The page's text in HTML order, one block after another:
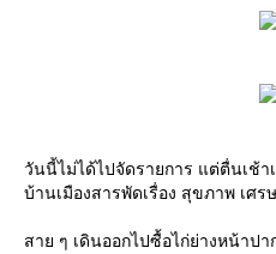
วันนี้ไม่ได้ไปจัดรายการ แต่ตื่นเช้
บ้านเมืองสารพัดเรื่อง สุขภาพ เศร
สาย ๆ เดินออกไปซื้อไก่ย่างหน้าป